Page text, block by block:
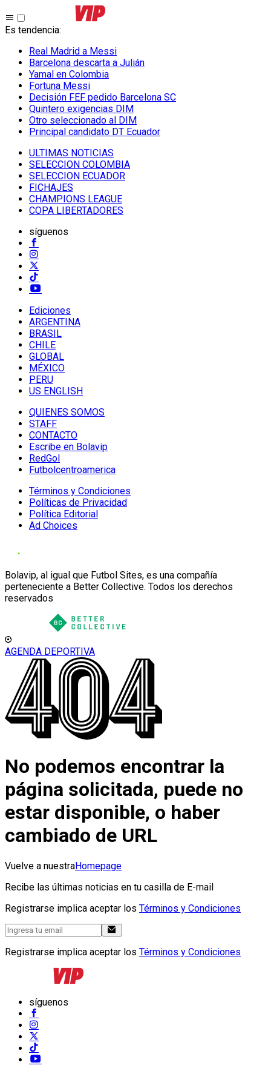
Es tendencia:
Real Madrid a Messi
Barcelona descarta a Julián
Yamal en Colombia
Fortuna Messi
Decisión FEF pedido Barcelona SC
Quintero exigencias DIM
Otro seleccionado al DIM
Principal candidato DT Ecuador
ULTIMAS NOTICIAS
SELECCION COLOMBIA
SELECCION ECUADOR
FICHAJES
CHAMPIONS LEAGUE
COPA LIBERTADORES
síguenos
Ediciones
ARGENTINA
BRASIL
CHILE
GLOBAL
MÉXICO
PERU
US ENGLISH
QUIENES SOMOS
STAFF
CONTACTO
Escribe en Bolavip
RedGol
Futbolcentroamerica
Términos y Condiciones
Políticas de Privacidad
Política Editorial
Ad Choices
Bolavip, al igual que Futbol Sites, es una compañía
perteneciente a Better Collective. Todos los derechos
reservados
AGENDA DEPORTIVA
No podemos encontrar la
página solicitada, puede no
estar disponible, o haber
cambiado de URL
Vuelve a nuestraHomepage
Recibe las últimas noticias en tu casilla de E-mail
Registrarse implica aceptar los Términos y Condiciones
Registrarse implica aceptar los Términos y Condiciones
síguenos